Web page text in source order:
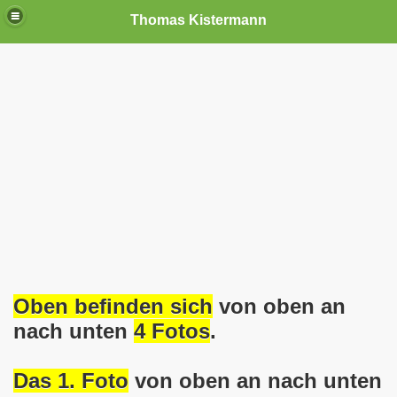
Thomas Kistermann
Oben befinden sich von oben an
nach unten 4 Fotos.
Das 1. Foto von oben an nach unten
Gelsenkirchen-Buer mit der Sachkundeprüfung nach §